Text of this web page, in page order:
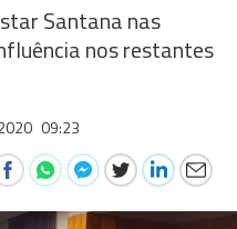
Santana nas
nos restantes
09:23